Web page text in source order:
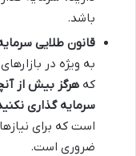
باشد.
قانون طلایی
به ویژه در
که هرگز بیش از
سرمایه گذاری
است که برای
ضروری است.